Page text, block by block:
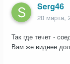
Serg46
20 марта,
Так где течет -
Вам же виднее